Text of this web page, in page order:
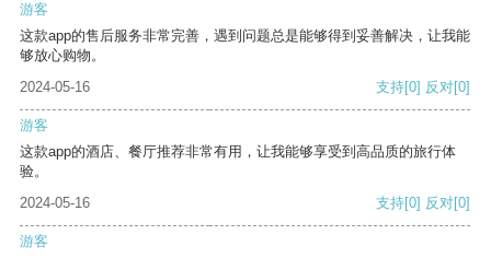
游客
这款app的售后服务非常完善，遇到问题总是能够得到妥善解决，让我能
够放心购物。
2024-05-16
支持[0] 反对[0]
游客
这款app的酒店、餐厅推荐非常有用，让我能够享受到高品质的旅行体
验。
2024-05-16
支持[0] 反对[0]
游客